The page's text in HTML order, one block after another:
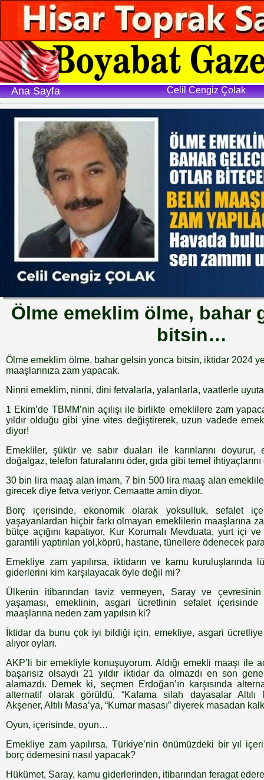
Celil Cengiz Çolak
Ana Sayfa
Ölme emeklim ölme, bahar
bitsin…
Ölme emeklim ölme, bahar gelsin yonca bitsin, iktidar 2024
maaşlarınıza zam yapacak.
Ninni emeklim, ninni, dini fetvalarla, yalanlarla, vaatlerle
1 Ekim’de TBMM’nin açılışı ile birlikte emeklilere zam
yıldır olduğu gibi yine vites değiştirerek, uzun vadede
diyor!
Emekliler, şükür ve sabır duaları ile karınlarını doyurur,
doğalgaz, telefon faturalarını öder, gıda gibi temel
30 bin lira maaş alan imam, 7 bin 500 lira maaş alan
girecek diye fetva veriyor. Cemaatte amin diyor.
Borç içerisinde, ekonomik olarak yoksulluk, sefalet
yaşayanlardan hiçbir farkı olmayan emeklilerin maaşlarına
bütçe açığını kapatıyor, Kur Korumalı Mevduata, yurt içi
garantili yaptırılan yol,köprü, hastane, tünellere ödenecek
Emekliye zam yapılırsa, iktidarın ve kamu kuruluşlarında
giderlerini kim karşılayacak öyle değil mi?
Ülkenin itibarından taviz vermeyen, Saray ve
yaşaması, emeklinin, asgari ücretlinin sefalet içerisinde
maaşlarına neden zam yapılsın ki?
İktidar da bunu çok iyi bildiği için, emekliye, asgari
alıyor oyları.
AKP’li bir emekliyle konuşuyorum. Aldığı emekli maaşı ile
başarısız olsaydı 21 yıldır iktidar da olmazdı en son
alamazdı. Demek ki, seçmen Erdoğan’ın karşısında
alternatif olarak görüldü, “Kafama silah dayasalar Altılı
Akşener, Altılı Masa’ya, “Kumar masası” diyerek masadan
Oyun, içerisinde, oyun…
Emekliye zam yapılırsa, Türkiye’nin önümüzdeki bir yıl
borç ödemesini nasıl yapacak?
Hükümet, Saray, kamu giderlerinden, itibarından feragat